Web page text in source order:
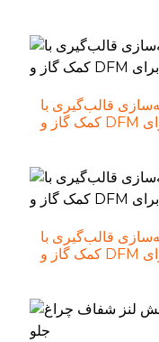
قالب‌گیری با
قالب‌گیری با